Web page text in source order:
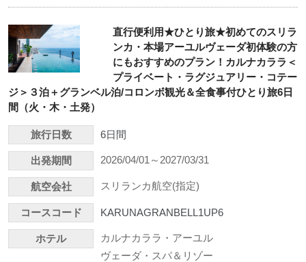
直行便利用★ひとり旅★初めてのスリラ
ンカ・本場アーユルヴェーダ初体験の方
にもおすすめのプラン！カルナカララ＜
プライベート・ラグジュアリー・コテー
ジ＞３泊＋グランベル泊/コロンボ観光＆全食事付ひとり旅6日
間（火・木・土発）
旅行日数 6日間
出発期間 2026/04/01～2027/03/31
航空会社 スリランカ航空(指定)
コースコード KARUNAGRANBELL1UP6
ホテル
カルナカララ・アーユル
ヴェーダ・スパ＆リゾー